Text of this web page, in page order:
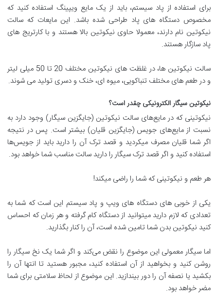
برای استفاده از پاد سیستم، باید از یک مایع ویپینگ استفاده کنید که
مخصوص دستگاه های پاد طراحی شده باشد. این مایعات که سالت
نیکوتین نام دارند، معمولا حاوی نیکوتین بالا هستند و با کارتریج های
پاد سازگار هستند.
سالت نیکوتین ها، در غلظت های نیکوتین مختلف 20 تا 50 میلی لیتر
و در طعم های مختلف تنباکویی، میوه ای، خنک و دسری تولید می شوند.
نیکوتین سیگار الکترونیکی چقدر است؟
نیکوتینی که در مایع‌های سالت نیکوتین (جایگزین سیگار) وجود دارد به
نسبت از مایع‌های جویس (جایگزین قلیان) بیشتر است. پس در نتیجه
اگر شما قلیان مصرف میکردید و قصد ترک آن را دارید باید از جویس‌ها
استفاده کنید و اگر قصد ترک سیگار را دارید سالت مناسب شما خواهد بود.
هر طعم و نیکوتینی که شما را راضی میکند!
یکی از خوبی های دستگاه های ویپ و پاد سیستم این است که شما به
تعدادی که لازم دارید میتوانید از دستگاه کام گرفته و هر زمان که احساس
کنید نیکوتین بدن شما تامین شده است، آن را کنار بگذارید.
اما سیگار معمولی این موضوع را نقض می‌کند و اگر شما یک نخ سیگار را
روشن کنید و بخواهید از آن استفاده کنید، مجبور هستید تا انتها آن را
بکشید یا نصفه آن را دور بیندازید. این موضوع از لحاظ سلامتی برای شما
مضر خواهد بود.